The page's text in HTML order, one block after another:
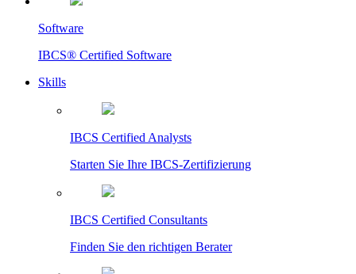
Software
IBCS® Certified Software
Skills
IBCS Certified Analysts
Starten Sie Ihre IBCS-Zertifizierung
IBCS Certified Consultants
Finden Sie den richtigen Berater